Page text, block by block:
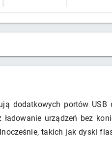
dodatkowych portów USB
urządzeń bez
takich jak dyski